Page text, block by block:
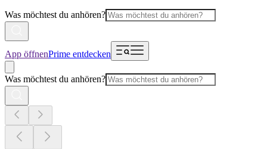
Was möchtest du anhören?
App öffnenPrime entdecken
Was möchtest du anhören?